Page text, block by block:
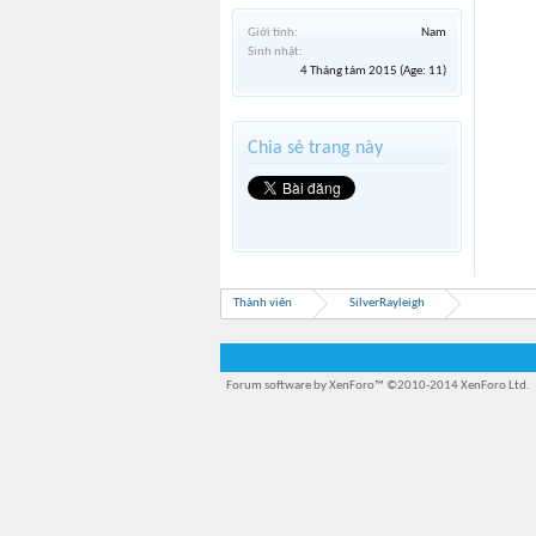
Giới tính:
Nam
Sinh nhật:
4 Tháng tám 2015 (Age: 11)
Chia sẻ trang này
Thành viên SilverRayleigh
Forum software by XenForo™ ©2010-2014 XenForo Ltd.